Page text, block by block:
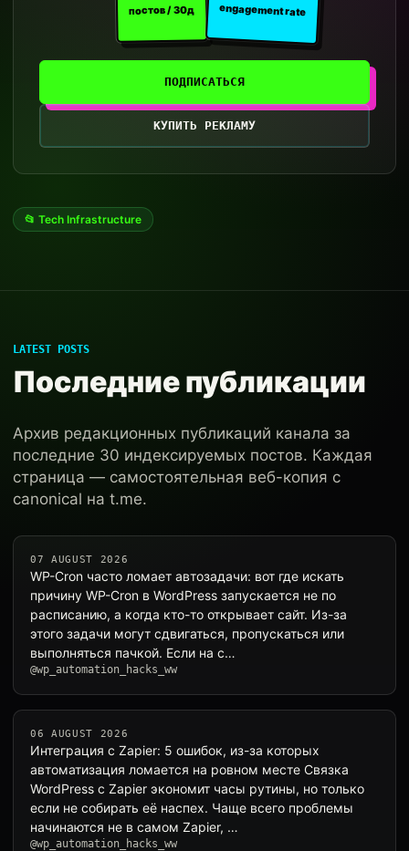
постов / 30д engagement rate
ПОДПИСАТЬСЯ
КУПИТЬ РЕКЛАМУ
📂 Tech Infrastructure
LATEST POSTS
Последние публикации
Архив редакционных публикаций канала за
последние 30 индексируемых постов. Каждая
страница — самостоятельная веб-копия с
canonical на t.me.
07 AUGUST 2026
WP-Cron часто ломает автозадачи: вот где искать
причину WP-Cron в WordPress запускается не по
расписанию, а когда кто-то открывает сайт. Из-за
этого задачи могут сдвигаться, пропускаться или
выполняться пачкой. Если на с…
@wp_automation_hacks_ww
06 AUGUST 2026
Интеграция с Zapier: 5 ошибок, из-за которых
автоматизация ломается на ровном месте Связка
WordPress с Zapier экономит часы рутины, но только
если не собирать её наспех. Чаще всего проблемы
начинаются не в самом Zapier, …
@wp_automation_hacks_ww